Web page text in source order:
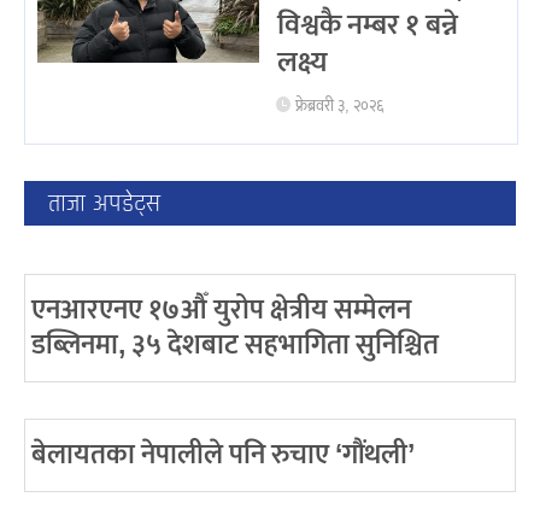
विश्वकै नम्बर १ बन्ने
लक्ष्य
फ्रेब्रवरी ३, २०२६
ताजा अपडेट्स
एनआरएनए १७औँ युरोप क्षेत्रीय सम्मेलन
डब्लिनमा, ३५ देशबाट सहभागिता सुनिश्चित
बेलायतका नेपालीले पनि रुचाए ‘गौंथली’